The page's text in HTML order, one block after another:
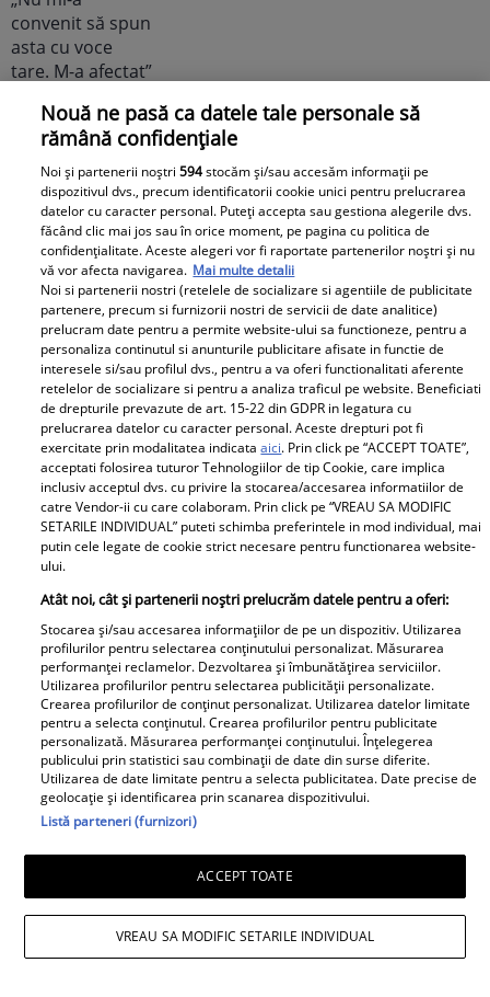
Elle
O mai ții minte pe Janine Sârbu?
Cum arată și cu ce se ocupă
acum fosta soție a lui Adrian
Sârbu și unul dintre cele mai
apreciate modele din anii 90. A
fost decorată recent de
Ministerul Culturii din Franța.
Foto
Noi dezvăluiri despre relația
actuală dintre Andreea Popescu
extraconjugală cu antrenorul a
dus la divorțul de Rareș Cojoc,
însă nimeni nu se aștepta la ce
se întâmplă în prezent
Este în culmea fericirii! Vedeta a
devenit mamă pentru a doua
oară și a dezvăluit prima
imagine cu fiul său: „Iubirile
vieții mele” Foto
Nouă ne pasă ca datele tale personale să
rămână confidențiale
Noi și partenerii noștri594stocăm și/sau accesăm informații pe
dispozitivul dvs., precum identificatorii cookie unici pentru prelucrarea
datelor cu caracter personal. Puteți accepta sau gestiona alegerile dvs.
făcând clic mai jos sau în orice moment, pe pagina cu politica de
confidențialitate. Aceste alegeri vor fi raportate partenerilor noștri și nu
vă vor afecta navigarea. Mai multe detalii
Noi si partenerii nostri (retelele de socializare si agentiile de publicitate
partenere, precum si furnizorii nostri de servicii de date analitice)
prelucram date pentru a permite website-ului sa functioneze, pentru a
personaliza continutul si anunturile publicitare afisate in functie de
interesele si/sau profilul dvs., pentru a va oferi functionalitati aferente
retelelor de socializare si pentru a analiza traficul pe website. Beneficiati
de drepturile prevazute de art. 15-22 din GDPR in legatura cu
prelucrarea datelor cu caracter personal. Aceste drepturi pot fi
exercitate prin modalitatea indicataaici. Prin click pe “ACCEPT TOATE”,
acceptati folosirea tuturor Tehnologiilor de tip Cookie, care implica
inclusiv acceptul dvs. cu privire la stocarea/accesarea informatiilor de
catre Vendor-ii cu care colaboram. Prin click pe “VREAU SA MODIFIC
SETARILE INDIVIDUAL” puteti schimba preferintele in mod individual, mai
putin cele legate de cookie strict necesare pentru functionarea website-
ului.
Atât noi, cât și partenerii noștri prelucrăm datele pentru a oferi:
Stocarea și/sau accesarea informațiilor de pe un dispozitiv. Utilizarea
profilurilor pentru selectarea conținutului personalizat. Măsurarea
performanței reclamelor. Dezvoltarea și îmbunătățirea serviciilor.
Utilizarea profilurilor pentru selectarea publicității personalizate.
Crearea profilurilor de conținut personalizat. Utilizarea datelor limitate
pentru a selecta conținutul. Crearea profilurilor pentru publicitate
personalizată. Măsurarea performanței conținutului. Înțelegerea
publicului prin statistici sau combinații de date din surse diferite.
Utilizarea de date limitate pentru a selecta publicitatea. Date precise de
geolocație și identificarea prin scanarea dispozitivului.
Listă parteneri (furnizori)
ACCEPT TOATE
VREAU SA MODIFIC SETARILE INDIVIDUAL